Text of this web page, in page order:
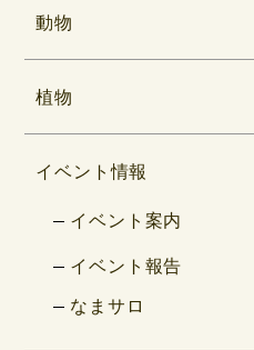
動物
植物
イベント情報
イベント案内
イベント報告
なまサロ